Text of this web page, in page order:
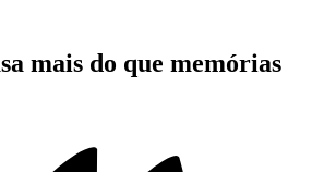
mais do que memórias